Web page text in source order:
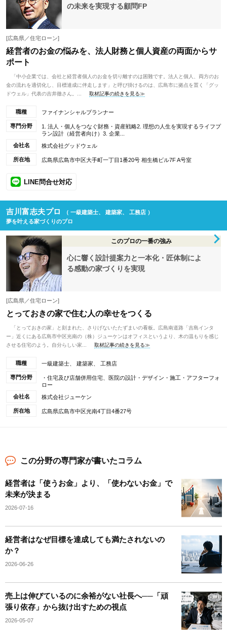
の未来を実現する顧問FP
[広島県／住宅ローン]
経営者のお金の悩みを、法人財務と個人資産の両面からサ
ポート
「中小企業では、会社と経営者個人のお金を切り離すのは困難です。法人と個人、両方のお
金の流れを適切化し、目標達成に伴走します」と呼び掛けるのは、広島市に拠点を置く「グッ
ドウェル」代表の吉井徹さん。...
取材記事の続きを見る≫
職種 ファイナンシャルプランナー
専門分野
1. 法人・個人をつなぐ財務・資産戦略2. 理想の人生を実現するライフプ
ラン設計（経営者向け）3. 企業...
会社名
株式会社グッドウェル
所在地 広島県広島市中区大手町一丁目1番20号 相生橋ビル7F A号室
LINE問合せ対応
吉川富志夫プロ
（ 一級建築士、 建築家、 工務店 ）
夢を叶える家づくりのプロ
このプロの一番の強み
心に響く設計提案力と一本化・匠体制によ
る感動の家づくりを実現
[広島県／住宅ローン]
とっておきの家で住む人の幸せをつくる
「とっておきの家」と刻まれた、さりげないたたずまいの看板。広島南道路「吉島インタ
ー」近くにある広島市中区光南の（株）ジューケンはオフィスというより、木の温もりを感じ
させる住宅のよう。自分らしい家...
取材記事の続きを見る≫
職種 一級建築士、 建築家、 工務店
専門分野
・住宅及び店舗併用住宅、医院の設計・デザイン・施工・アフターフォ
ロー
会社名
株式会社ジューケン
所在地 広島県広島市中区光南4丁目4番27号
この分野の専門家が書いたコラム
経営者は「使うお金」より、「使わないお金」で
未来が決まる
2026-07-16
経営者はなぜ目標を達成しても満たされないの
か？
2026-06-26
売上は伸びているのに余裕がない社長へ──「頑
張り依存」から抜け出すための視点
2026-05-07